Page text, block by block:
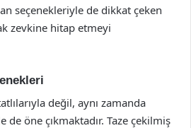
seçenekleriyle de dikkat çeken
zevkine hitap etmeyi
değil, aynı zamanda
öne çıkmaktadır. Taze çekilmiş